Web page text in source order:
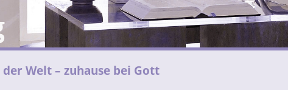
Welt – zuhause bei Gott